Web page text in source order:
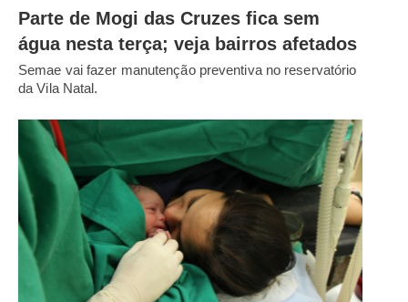
Parte de Mogi das Cruzes fica sem
água nesta terça; veja bairros afetados
Semae vai fazer manutenção preventiva no reservatório
da Vila Natal.